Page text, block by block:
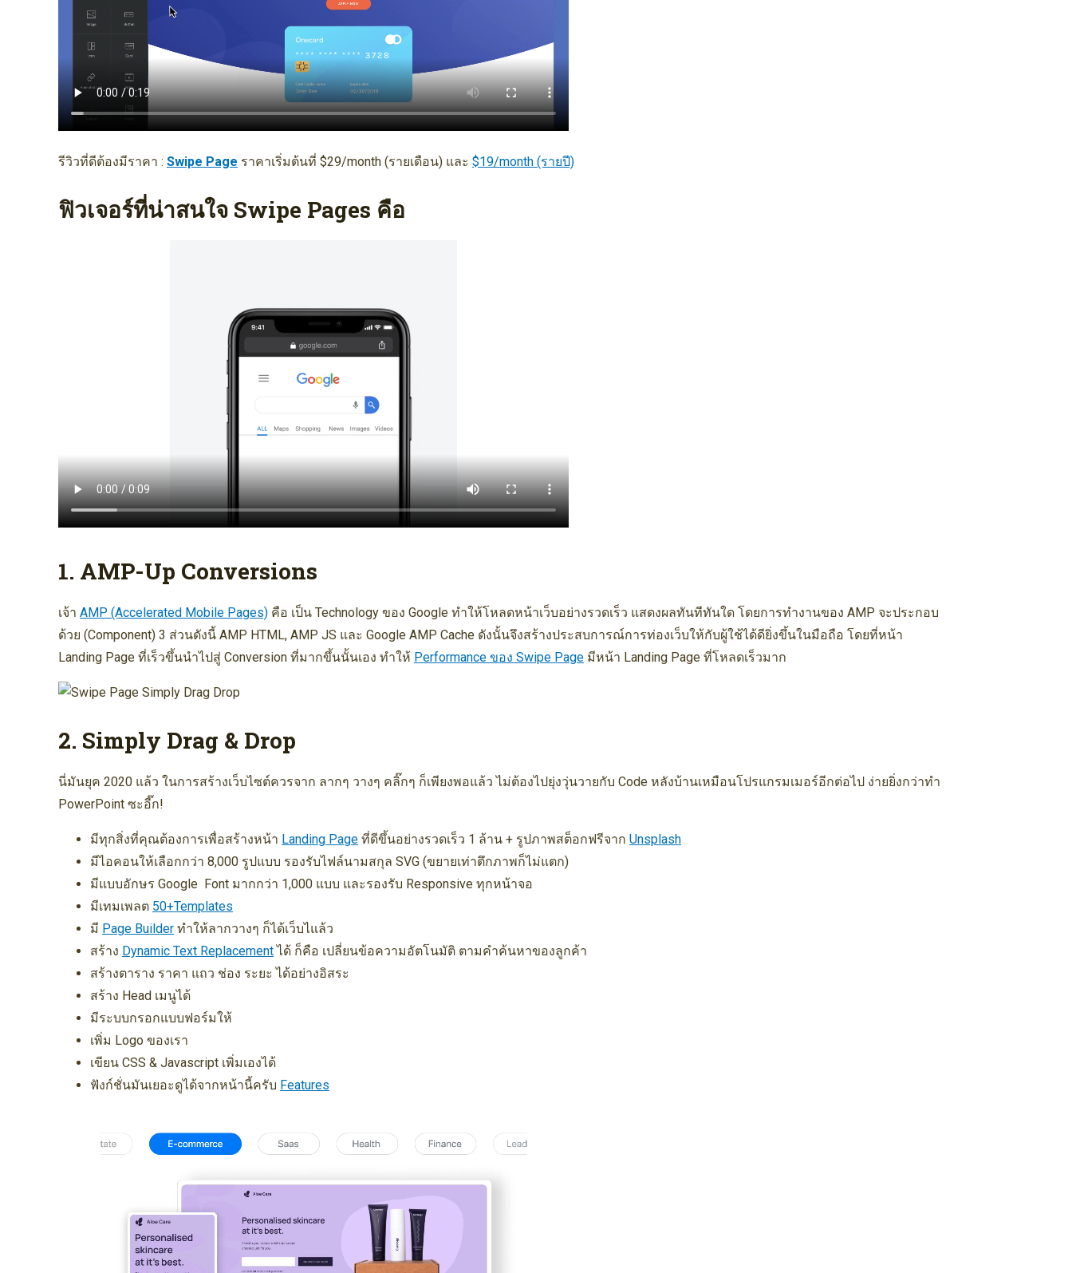
รีวิวที่ดีต้องมีราคา : Swipe Page ราคาเริ่มต้นที่ $29/month (รายเดือน) และ $19/month (รายปี)
ฟิวเจอร์ที่น่าสนใจ Swipe Pages คือ
1. AMP-Up Conversions
เจ้า AMP (Accelerated Mobile Pages) คือ เป็น Technology ของ Google ทำให้โหลดหน้าเว็บอย่างรวดเร็ว แสดงผลทันทีทันใด โดยการทำงานของ AMP จะประกอบ
ด้วย (Component) 3 ส่วนดังนี้ AMP HTML, AMP JS และ Google AMP Cache ดังนั้นจึงสร้างประสบการณ์การท่องเว็บให้กับผู้ใช้ได้ดียิ่งขึ้นในมือถือ โดยที่หน้า
Landing Page ที่เร็วขึ้นนำไปสู่ Conversion ที่มากขึ้นนั้นเอง ทำให้ Performance ของ Swipe Page มีหน้า Landing Page ที่โหลดเร็วมาก
2. Simply Drag & Drop
นี่มันยุค 2020 แล้ว ในการสร้างเว็บไซต์ควรจาก ลากๆ วางๆ คลิ๊กๆ ก็เพียงพอแล้ว ไม่ต้องไปยุ่งวุ่นวายกับ Code หลังบ้านเหมือนโปรแกรมเมอร์อีกต่อไป ง่ายยิ่งกว่าทำ
PowerPoint ซะอี๊ก!
มีทุกสิ่งที่คุณต้องการเพื่อสร้างหน้า Landing Page ที่ดีขึ้นอย่างรวดเร็ว 1 ล้าน + รูปภาพสต็อกฟรีจาก Unsplash
มีไอคอนให้เลือกกว่า 8,000 รูปแบบ รองรับไฟล์นามสกุล SVG (ขยายเท่าตึกภาพก็ไม่แตก)
มีแบบอักษร Google Font มากกว่า 1,000 แบบ และรองรับ Responsive ทุกหน้าจอ
มีเทมเพลต 50+Templates
มี Page Builder ทำให้ลากวางๆ ก็ได้เว็บไแล้ว
สร้าง Dynamic Text Replacementได้ ก็คือ เปลี่ยนข้อความอัตโนมัติ ตามคำค้นหาของลูกค้า
สร้างตาราง ราคา แถว ช่อง ระยะ ได้อย่างอิสระ
สร้าง Head เมนูได้
มีระบบกรอกแบบฟอร์มให้
เพิ่ม Logo ของเรา
เขียน CSS & Javascript เพิ่มเองได้
ฟังก์ชั่นมันเยอะดูได้จากหน้านี้ครับ Features